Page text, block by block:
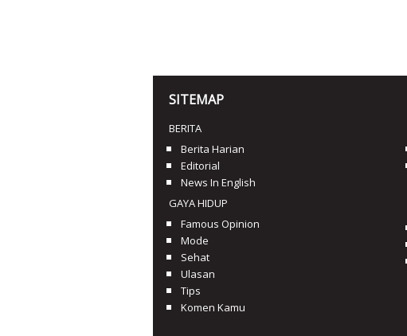
SITEMAP
BERITA
Berita Harian
Editorial
News In English
GAYA HIDUP
Famous Opinion
Mode
Sehat
Ulasan
Tips
Komen Kamu